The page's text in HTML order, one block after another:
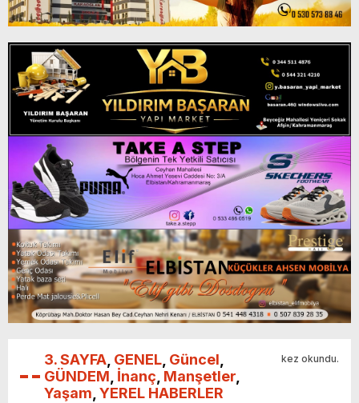
3. SAYFA GENEL Güncel
GÜNDEM İnanç Manşetler
Yaşam YEREL HABERLER
kez okundu.